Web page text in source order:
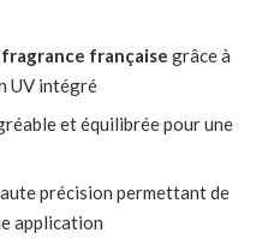
fragrance française grâce à
UV intégré
et équilibrée pour une
précision permettant de
application